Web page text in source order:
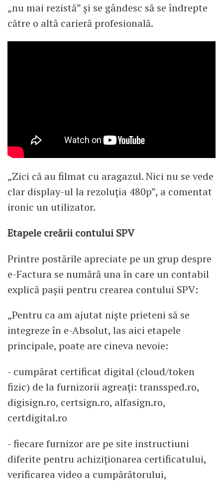
„nu mai rezistă” și se gândesc să se îndrepte
către o altă carieră profesională.
„Zici că au filmat cu aragazul. Nici nu se vede
clar display-ul la rezoluția 480p”, a comentat
ironic un utilizator.
Etapele creării contului SPV
Printre postările apreciate pe un grup despre
e-Factura se numără una în care un contabil
explică pașii pentru crearea contului SPV:
„Pentru ca am ajutat niște prieteni să se
integreze în e-Absolut, las aici etapele
principale, poate are cineva nevoie:
- cumpărat certificat digital (cloud/token
fizic) de la furnizorii agreați: transsped.ro,
digisign.ro, certsign.ro, alfasign.ro,
certdigital.ro
- fiecare furnizor are pe site instructiuni
diferite pentru achiziționarea certificatului,
verificarea video a cumpărătorului,